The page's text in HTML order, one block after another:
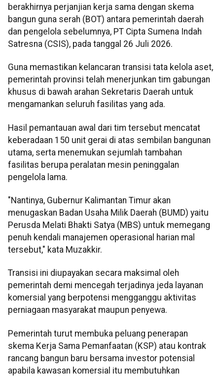
berakhirnya perjanjian kerja sama dengan skema
bangun guna serah (BOT) antara pemerintah daerah
dan pengelola sebelumnya, PT Cipta Sumena Indah
Satresna (CSIS), pada tanggal 26 Juli 2026.
Guna memastikan kelancaran transisi tata kelola aset,
pemerintah provinsi telah menerjunkan tim gabungan
khusus di bawah arahan Sekretaris Daerah untuk
mengamankan seluruh fasilitas yang ada.
Hasil pemantauan awal dari tim tersebut mencatat
keberadaan 150 unit gerai di atas sembilan bangunan
utama, serta menemukan sejumlah tambahan
fasilitas berupa peralatan mesin peninggalan
pengelola lama.
"Nantinya, Gubernur Kalimantan Timur akan
menugaskan Badan Usaha Milik Daerah (BUMD) yaitu
Perusda Melati Bhakti Satya (MBS) untuk memegang
penuh kendali manajemen operasional harian mal
tersebut," kata Muzakkir.
Transisi ini diupayakan secara maksimal oleh
pemerintah demi mencegah terjadinya jeda layanan
komersial yang berpotensi mengganggu aktivitas
perniagaan masyarakat maupun penyewa.
Pemerintah turut membuka peluang penerapan
skema Kerja Sama Pemanfaatan (KSP) atau kontrak
rancang bangun baru bersama investor potensial
apabila kawasan komersial itu membutuhkan